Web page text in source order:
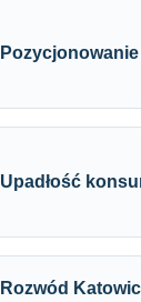
Upadłość
Rozwód